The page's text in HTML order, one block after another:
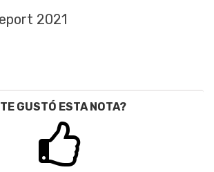
2021
GUSTÓ ESTA NOTA?